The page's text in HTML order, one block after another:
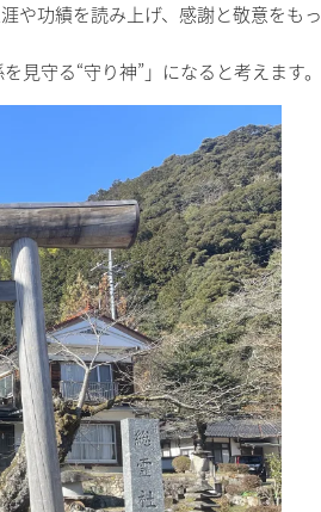
や功績を読み上げ、感謝と敬意をもっ
守る“守り神”」になると考えます。